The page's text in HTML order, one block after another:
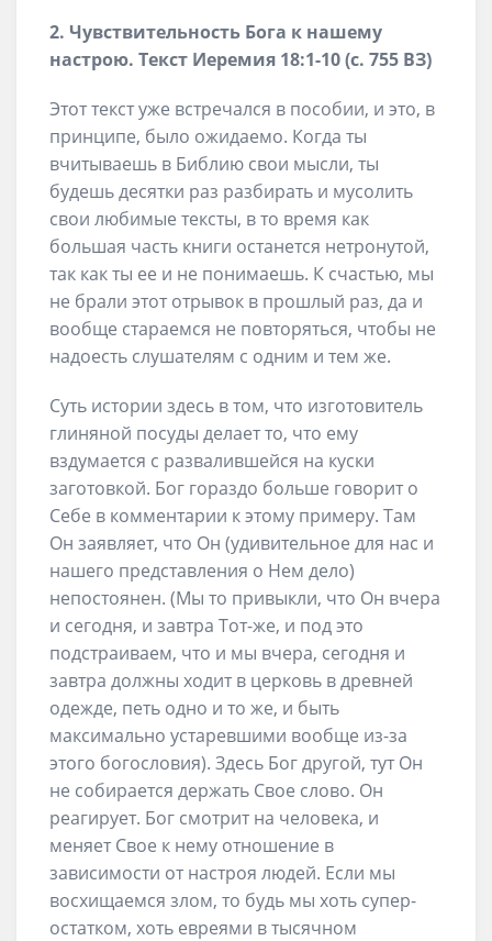
2. Чувствительность Бога к нашему
настрою. Текст Иеремия 18:1-10 (с. 755 ВЗ)
Этот текст уже встречался в пособии, и это, в
принципе, было ожидаемо. Когда ты
вчитываешь в Библию свои мысли, ты
будешь десятки раз разбирать и мусолить
свои любимые тексты, в то время как
большая часть книги останется нетронутой,
так как ты ее и не понимаешь. К счастью, мы
не брали этот отрывок в прошлый раз, да и
вообще стараемся не повторяться, чтобы не
надоесть слушателям с одним и тем же.
Суть истории здесь в том, что изготовитель
глиняной посуды делает то, что ему
вздумается с развалившейся на куски
заготовкой. Бог гораздо больше говорит о
Себе в комментарии к этому примеру. Там
Он заявляет, что Он (удивительное для нас и
нашего представления о Нем дело)
непостоянен. (Мы то привыкли, что Он вчера
и сегодня, и завтра Тот-же, и под это
подстраиваем, что и мы вчера, сегодня и
завтра должны ходит в церковь в древней
одежде, петь одно и то же, и быть
максимально устаревшими вообще из-за
этого богословия). Здесь Бог другой, тут Он
не собирается держать Свое слово. Он
реагирует. Бог смотрит на человека, и
меняет Свое к нему отношение в
зависимости от настроя людей. Если мы
восхищаемся злом, то будь мы хоть супер-
остатком, хоть евреями в тысячном